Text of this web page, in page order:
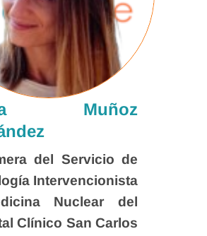
Muñoz
del Servicio de
Intervencionista
Nuclear del
Clínico San Carlos